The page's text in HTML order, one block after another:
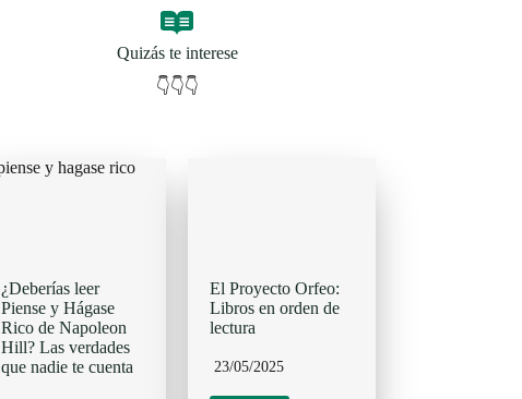
Quizás te interese
👇👇👇
¿Deberías leer
Piense y Hágase
Rico de Napoleon
Hill? Las verdades
que nadie te cuenta
El Proyecto Orfeo:
Libros en orden de
lectura
23/05/2025